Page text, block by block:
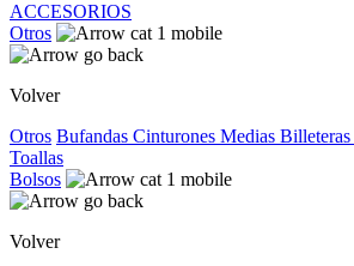
ACCESORIOS
Otros
Volver
Otros Bufandas Cinturones Medias Billeteras
Toallas
Bolsos
Volver